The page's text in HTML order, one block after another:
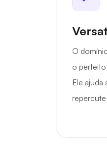
O
o perfeito
Ele ajuda